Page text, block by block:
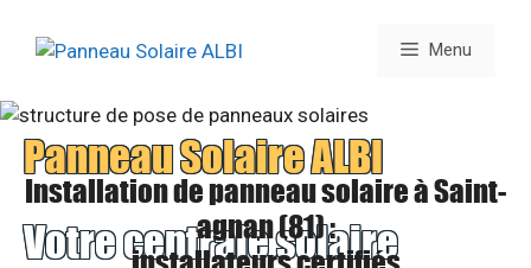
Menu
Panneau Solaire ALBI
Votre centrale solaire
Installation de panneau solaire à Saint-
agnan (81) :